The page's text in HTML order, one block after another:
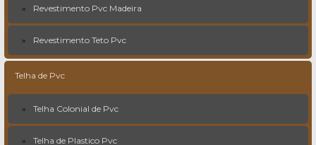
Revestimento Pvc Madeira
Revestimento Teto Pvc
Telha de Pvc
Telha Colonial de Pvc
Telha de Plastico Pvc